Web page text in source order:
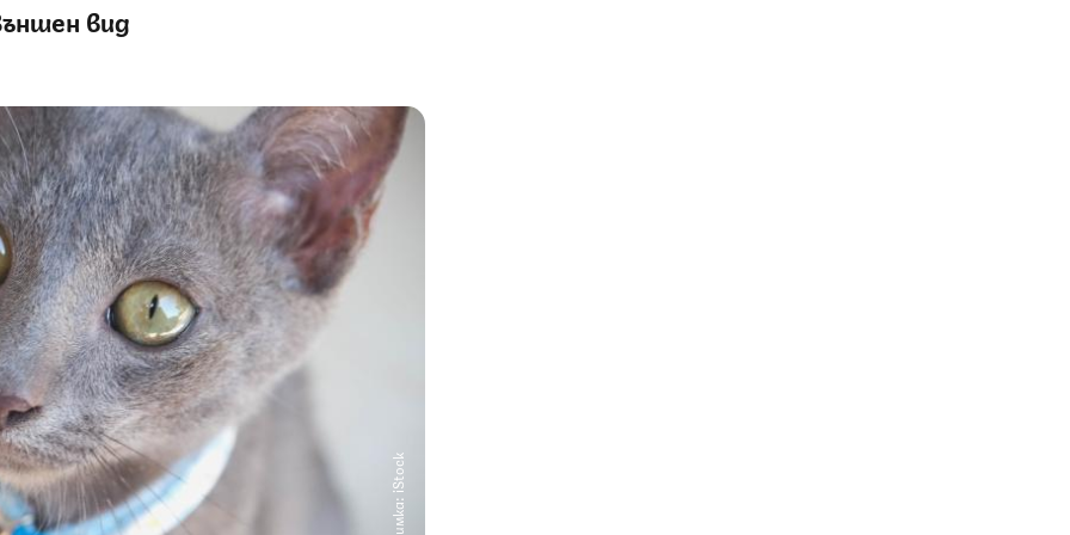
вид
Снимка: iStock